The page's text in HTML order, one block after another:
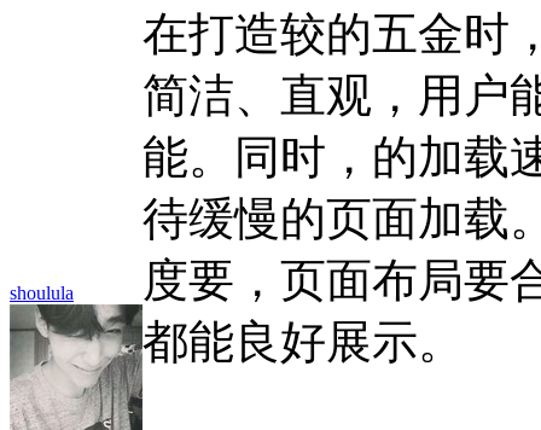
shoulula
在打造较的五金时
简洁、直观，用户
能。同时，的加载
待缓慢的页面加载
度要，页面布局要
都能良好展示。